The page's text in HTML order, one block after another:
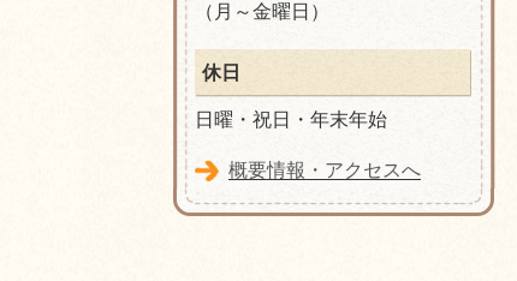
（月～金曜日）
休日
日曜・祝日・年末年始
概要情報・アクセスへ